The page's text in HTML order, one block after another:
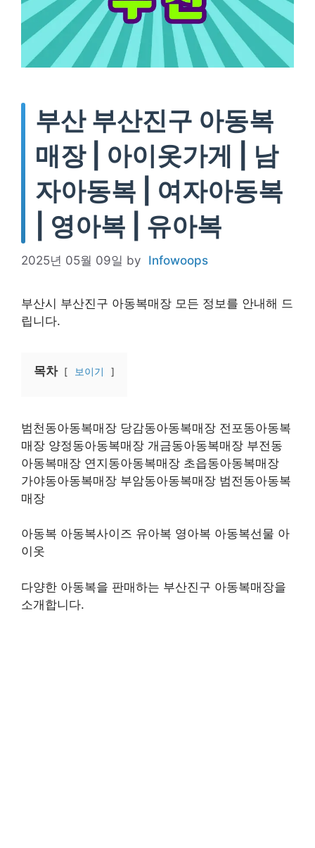
부산 부산진구 아동복
매장 | 아이옷가게 | 남
자아동복 | 여자아동복
| 영아복 | 유아복
2025년 05월 09일 by Infowoops
부산시 부산진구 아동복매장 모든 정보를 안내해 드
립니다.
목차 보이기
범천동아동복매장 당감동아동복매장 전포동아동복
매장 양정동아동복매장 개금동아동복매장 부전동
아동복매장 연지동아동복매장 초읍동아동복매장
가야동아동복매장 부암동아동복매장 범전동아동복
매장
아동복 아동복사이즈 유아복 영아복 아동복선물 아
이옷
다양한 아동복을 판매하는 부산진구 아동복매장을
소개합니다.